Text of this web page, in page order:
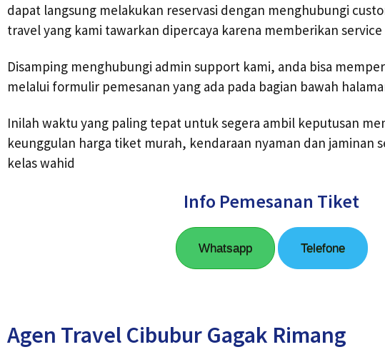
dapat langsung melakukan reservasi dengan menghubungi
travel yang kami tawarkan dipercaya karena memberikan
Disamping menghubungi admin support kami, anda bisa
melalui formulir pemesanan yang ada pada bagian bawah
Inilah waktu yang paling tepat untuk segera ambil keputusan
keunggulan harga tiket murah, kendaraan nyaman dan jaminan
kelas wahid
Info Pemesanan Tiket
Whatsapp Telefone
Agen Travel Cibubur Gagak Rimang